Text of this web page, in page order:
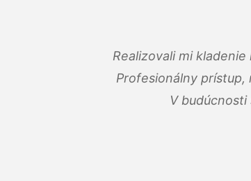
Realizovali mi
Profesionálny prístup,
V